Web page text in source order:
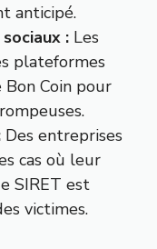
anticipé.
: Les
plateformes
Bon Coin pour
Des entreprises
cas où leur
SIRET est
victimes.